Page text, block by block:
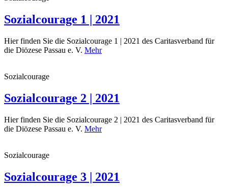
Sozialcourage 1 | 2021
Hier finden Sie die Sozialcourage 1 | 2021 des Caritasverband für
die Diözese Passau e. V. Mehr
Sozialcourage
Sozialcourage 2 | 2021
Hier finden Sie die Sozialcourage 2 | 2021 des Caritasverband für
die Diözese Passau e. V. Mehr
Sozialcourage
Sozialcourage 3 | 2021